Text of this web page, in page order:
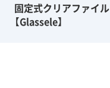
固定式クリアファイル
【Glassele】